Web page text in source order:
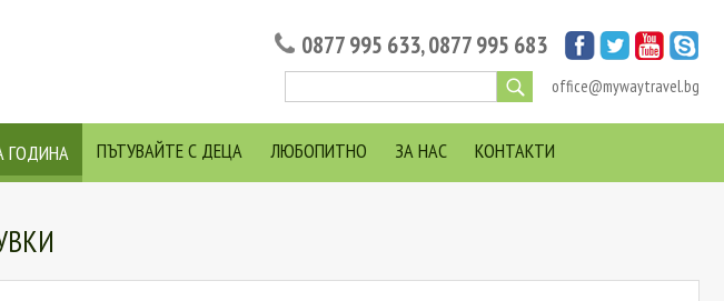
0877 995 633,0877 995 683
office@mywaytravel.bg
ГОДИНА ПЪТУВАЙТЕ С ДЕЦА ЛЮБОПИТНО ЗА НАС КОНТАКТИ